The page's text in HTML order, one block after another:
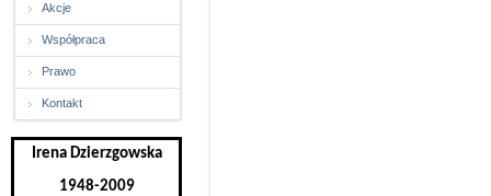
Akcje
Współpraca
Prawo
Kontakt
Irena Dzierzgowska
1948-2009